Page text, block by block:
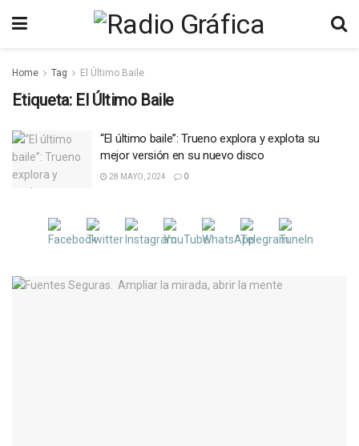
Home Tag El Último Baile
Etiqueta: El Último Baile
“El último baile”: Trueno explora y explota su
mejor versión en su nuevo disco
28 MAYO, 2024 0